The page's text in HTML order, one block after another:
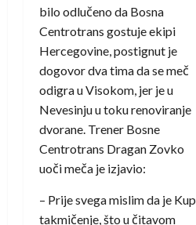
bilo odlučeno da Bosna
Centrotrans gostuje ekipi
Hercegovine, postignut je
dogovor dva tima da se meč
odigra u Visokom, jer je u
Nevesinju u toku renoviranje
dvorane. Trener Bosne
Centrotrans Dragan Zovko
uoči meča je izjavio:
– Prije svega mislim da je Kup
takmičenje, što u čitavom